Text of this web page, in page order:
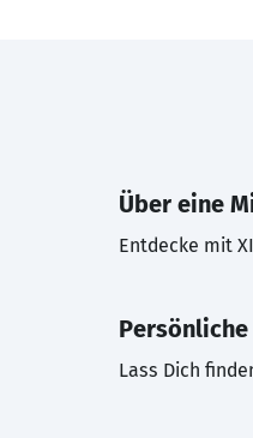
Über eine
Entdecke mit
Lass Dich